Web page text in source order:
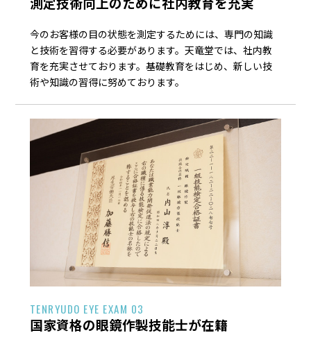
今のお客様の目の状態を測定するためには、専門の知識
と技術を習得する必要があります。天竜堂では、社内教
育を充実させております。基礎教育をはじめ、新しい技
術や知識の習得に努めております。
TENRYUDO EYE EXAM 03
国家資格の眼鏡作製技能士が在籍